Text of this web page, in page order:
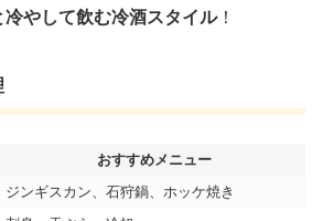
冷やして飲む冷酒スタイル！
おすすめメニュー
ジンギスカン、石狩鍋、ホッケ焼き